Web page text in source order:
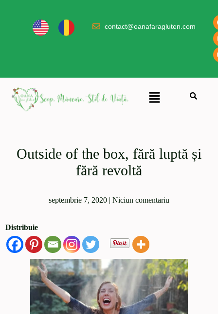
contact@oanafaragluten.com
Outside of the box, fără luptă și
fără revoltă
septembrie 7, 2020 | Niciun comentariu
Distribuie